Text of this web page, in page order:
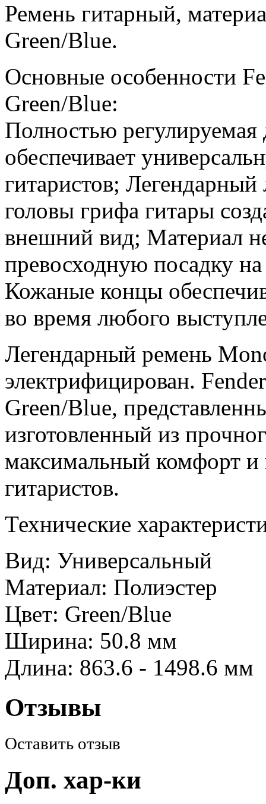
Ремень гитарный,
Green/Blue.
Основные особенности
Green/Blue:
Полностью
обеспечивает
гитаристов;
головы грифа гитары
внешний вид; Материал
превосходную посадку
Кожаные концы
во время любого
Легендарный ремень
электрифицирован.
Green/Blue,
изготовленный из
максимальный комфорт и
гитаристов.
Технические
Вид: Универсальный
Материал: Полиэстер
Цвет: Green/Blue
Ширина: 50.8 мм
Длина: 863.6 - 1498.6 мм
Отзывы
Оставить отзыв
Доп. хар-ки